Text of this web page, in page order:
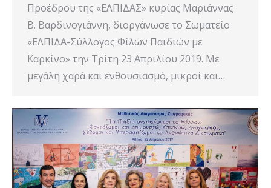
Προέδρου της «ΕΛΠΙΔΑΣ» κυρίας Μαριάννας
Β. Βαρδινογιάννη, διοργάνωσε το Σωματείο
«ΕΛΠΙΔΑ-Σύλλογος Φίλων Παιδιών με
Καρκίνο» την Τρίτη 23 Απριλίου 2019. Με
μεγάλη χαρά και ενθουσιασμό, μικροί και…